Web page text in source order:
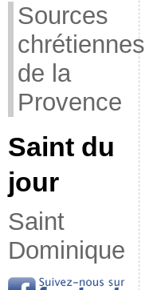
Sources
chrétiennes
de la
Provence
Saint du
jour
Saint
Dominique